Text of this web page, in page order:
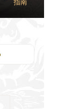
指南